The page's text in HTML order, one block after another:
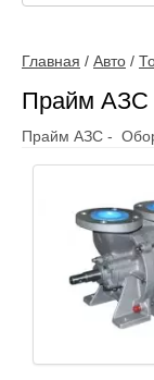
Главная / Авто /
Прайм АЗС
Прайм АЗС -